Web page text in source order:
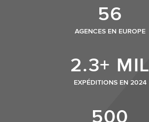
56
AGENCES EN EUROPE
2.3+ MIL
EXPÉDITIONS EN 2024
500